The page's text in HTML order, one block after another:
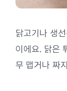
닭고기나 생
이에요. 닭은
무 맵거나 짜